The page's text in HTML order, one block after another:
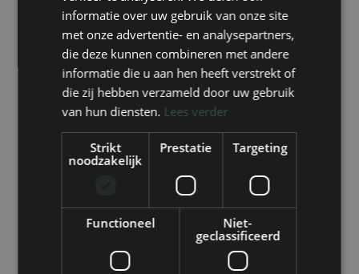
de jaargetijden/ seizoenen en blijft het altijd mooi
groen. Voor de echte natuur liefhebber is het
misschien wel een nadeel dat het onderhoudsarm
is. Het kunstgras is in verhouding duurder in
aanleg, daarin tegen heb je geen
onderhoudskosten meer. Neem bijvoorbeeld het
besproeien en bemesten van een natuurgazon.
Over persoonlijke voorkeur valt natuurlijk niet te
twisten. Maar de kwaliteit van ons Nederlands
gefabriceerde kunstgras is tegenwoordig zo hoog,
dat het bijna niet meer van echt te onderscheiden
informatie over uw gebruik van onze site
met onze advertentie- en analysepartners,
die deze kunnen combineren met andere
informatie die u aan hen heeft verstrekt of
die zij hebben verzameld door uw gebruik
van hun diensten. Lees verder
Strikt
noodzakelijk
Prestatie Targeting
Functioneel
Niet-
geclassificeerd